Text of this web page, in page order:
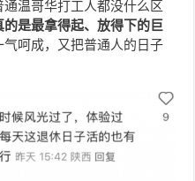
温哥华打工人都没什么区
的是最拿得起、放得下的巨
呵成，又把普通人的日子